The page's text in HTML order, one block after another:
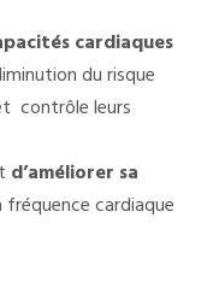
cardiaques
du risque
contrôle leurs
d’améliorer sa
fréquence cardiaque